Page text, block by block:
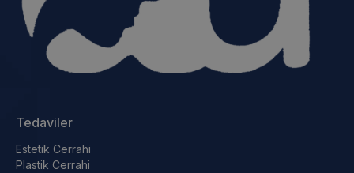
Tedaviler
Estetik Cerrahi
Plastik Cerrahi